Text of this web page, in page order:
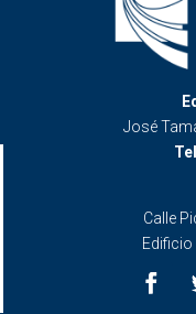
José
Calle